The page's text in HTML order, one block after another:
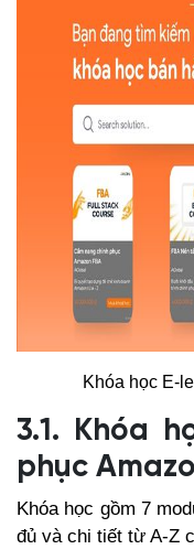
Khóa học E-
3.1. Khóa
phục
Khóa học gồm 7
đủ và chi tiết từ A-Z